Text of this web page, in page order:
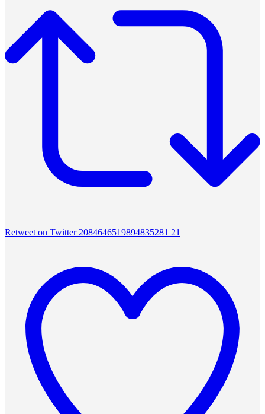
Retweet on Twitter 2084646519894835281 21